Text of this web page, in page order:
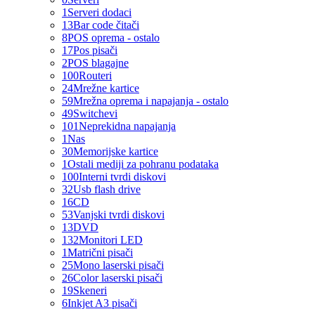
1 Serveri dodaci
13Bar code čitači
8POS oprema - ostalo
17Pos pisači
2POS blagajne
100Routeri
24Mrežne kartice
59Mrežna oprema i napajanja - ostalo
49Switchevi
101Neprekidna napajanja
1Nas
30Memorijske kartice
1Ostali mediji za pohranu podataka
100Interni tvrdi diskovi
32Usb flash drive
16CD
53Vanjski tvrdi diskovi
13DVD
132Monitori LED
1Matrični pisači
25Mono laserski pisači
26Color laserski pisači
19Skeneri
6Inkjet A3 pisači